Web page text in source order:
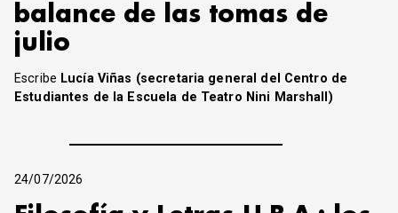
balance de las tomas de
julio
Escribe Lucía Viñas (secretaria general del Centro de
Estudiantes de la Escuela de Teatro Nini Marshall)
24/07/2026